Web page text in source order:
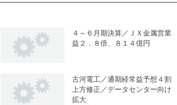
４～６月期決算／ＪＸ金属営業
益２．８倍、８１４億円
古河電工／通期経常益予想４割
上方修正／データセンター向け
拡大